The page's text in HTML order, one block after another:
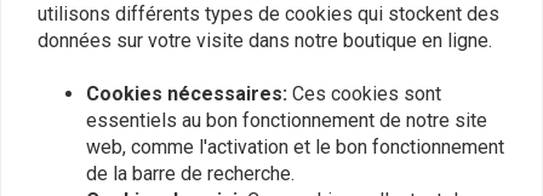
ATHENA
Ensemble de joints
€84,95
Caoutchouc de réservoir
de liquide de frein Honda
utilisons différents types de cookies qui stockent des
données sur votre visite dans notre boutique en ligne.
Cookies nécessaires: Ces cookies sont
essentiels au bon fonctionnement de notre site
web, comme l'activation et le bon fonctionnement
de la barre de recherche.